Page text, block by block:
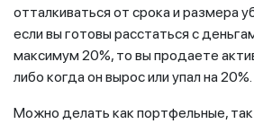
отталкиваться от срока и размера
если вы готовы расстаться с
максимум 20%, то вы продаете
либо когда он вырос или упал на 20%.
Можно делать как портфельные,